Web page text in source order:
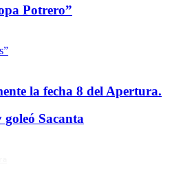
Potrero”
la fecha 8 del Apertura.
Sacanta